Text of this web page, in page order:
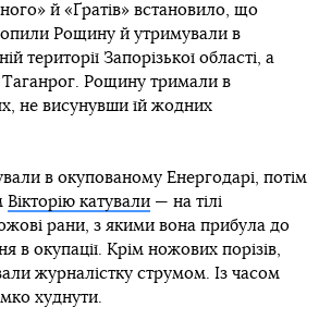
й «Ґратів» встановило, що
Рощину й утримували в
території Запорізької області, а
Рощину тримали в
не висунувши їй жодних
в окупованому Енергодарі, потім
Вікторію катували — на тілі
рани, з якими вона прибула до
в окупації. Крім ножових порізів,
журналістку струмом. Із часом
худнути.